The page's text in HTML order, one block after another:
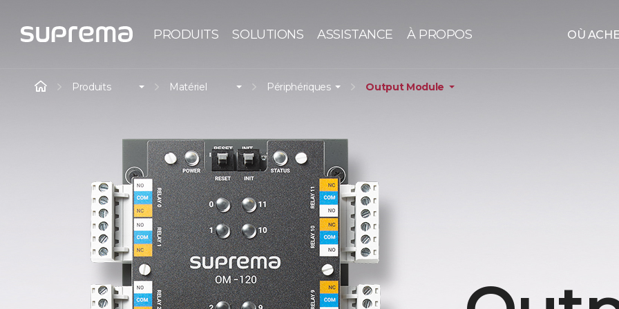
PRODUITS SOLUTIONS ASSISTANCE À PROPOS OÙ
Produits Matériel Périphériques Output Module